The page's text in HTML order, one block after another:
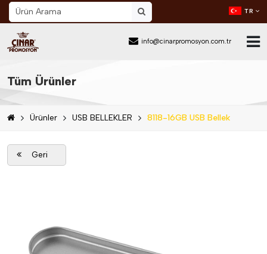
info@cinarpromosyon.com.tr
TR
Ana Sayfa
Hakkımızda
Sektör
Ürünler
İletişim
Tüm Ürünler
Ürünler USB BELLEKLER 8118-16GB USB Bellek
Geri